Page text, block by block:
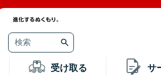
受け取る サ